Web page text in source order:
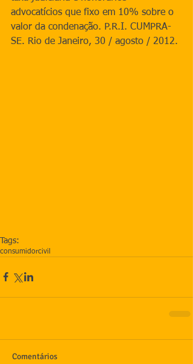
advocatícios que fixo em 10% sobre o
valor da condenação. P.R.I. CUMPRA-
SE. Rio de Janeiro, 30 / agosto / 2012.
Tags:
consumidorcivil
Comentários